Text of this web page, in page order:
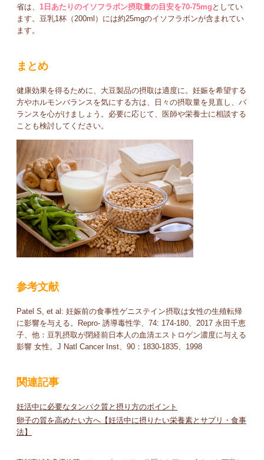
省は、 1日あたりのイソフラボン摂取量の目安を70-75mg としてい
ます。豆乳1杯（200ml）には約25mgのイソフラボンが含まれてい
ます。
まとめ
健康効果を得るために、大豆製品の摂取は適度に。妊娠を希望する
方やホルモンバランスを気にする方は、日々の摂取量を見直し、バ
ランスを心がけましょう。必要に応じて、医師や栄養士に相談する
ことも検討してください。
参考文献
Patel S, et al: 妊娠前の食事性ゲニステイン摂取は女性の生殖転帰
に影響を与える。Repro- 誘導毒性学、74: 174-180、2017 永田千恵
子、他：豆乳摂取が閉経前日本人の血清エストロゲン濃度に与える
影響 女性。J Natl Cancer Inst、90：1830-1835、1998
関連記事
妊活中に必要なタンパク質と摂り方のポイント
卵子の質を高めたい方へ【妊活中に摂りたい栄養素とサプリ・食事
法】